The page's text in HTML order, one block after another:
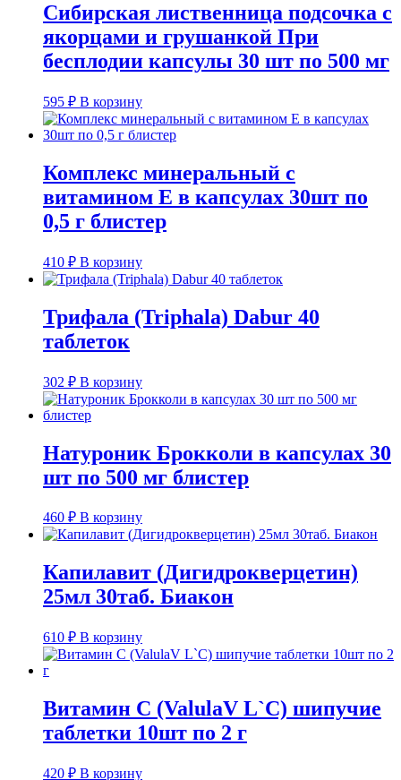
Сибирская лиственница подсочка с
якорцами и грушанкой При
бесплодии капсулы 30 шт по 500 мг
595 ₽ В корзину
Комплекс минеральный с
витамином Е в капсулах 30шт по
0,5 г блистер
410 ₽ В корзину
Трифала (Triphala) Dabur 40
таблеток
302 ₽ В корзину
Натуроник Брокколи в капсулах 30
шт по 500 мг блистер
460 ₽ В корзину
Капилавит (Дигидрокверцетин)
25мл 30таб. Биакон
610 ₽ В корзину
Витамин С (ValulaV L`С) шипучие
таблетки 10шт по 2 г
420 ₽ В корзину